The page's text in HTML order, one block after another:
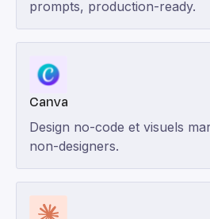
prompts, production-ready.
Canva
Design no-code et visuels
non-designers.